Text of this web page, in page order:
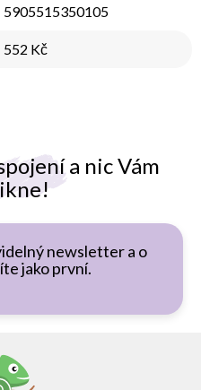
a nic Vám
newsletter a o
jako první.
5905515350105
552 Kč